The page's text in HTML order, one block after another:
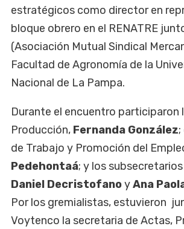
estratégicos como director en
bloque obrero en el RENATRE
(Asociación Mutual Sindical
Facultad de Agronomía de la
Nacional de La Pampa.
Durante el encuentro participaron
Producción, Fernanda González;
de Trabajo y Promoción del
Pedehontaá; y los
Daniel DecristofanoyAna
Por los gremialistas, estuvieron
Voytenco la secretaria de Actas,